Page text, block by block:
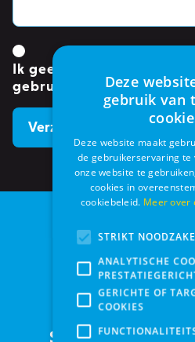
Ik geef toestemming om
gebruiken.
Sinds 2005
Deze
gebruik van
Deze website maakt
de gebruikerservaring te
onze website te
cookies in
cookiebeleid. Meer over
STRIKT
ANALYTISCHE
GERICHTE OF
COOKIES